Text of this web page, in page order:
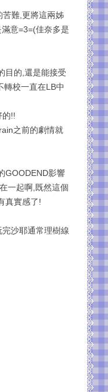
苦難,更將這兩姊
意=3=(佳奈多是
目的,還是能接受
轉校一直在LB中
的!!
之前的劇情就
GOODEND影響
一起啊,既然這個
真實感了!
沙耶通常理樹線